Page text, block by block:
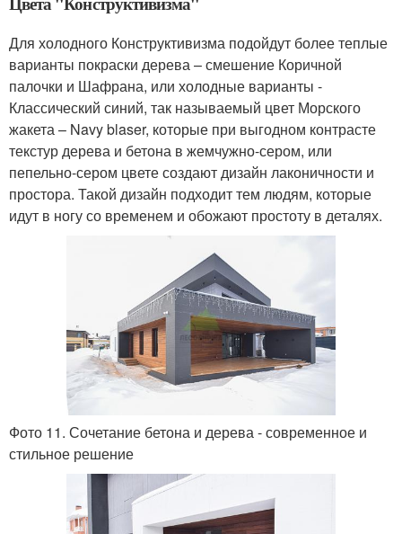
Для холодного Конструктивизма подойдут более теплые
варианты покраски дерева – смешение Коричной
палочки и Шафрана, или холодные варианты -
Классический синий, так называемый цвет Морского
жакета – Navy blaser, которые при выгодном контрасте
текстур дерева и бетона в жемчужно-сером, или
пепельно-сером цвете создают дизайн лаконичности и
простора. Такой дизайн подходит тем людям, которые
идут в ногу со временем и обожают простоту в деталях.
Фото 11. Сочетание бетона и дерева - современное и
стильное решение